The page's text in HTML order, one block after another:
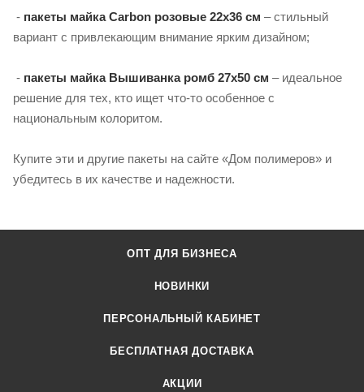
- пакеты майка Carbon розовые 22х36 см – стильный
вариант с привлекающим внимание ярким дизайном;
- пакеты майка Вышиванка ромб 27х50 см – идеальное
решение для тех, кто ищет что-то особенное с
национальным колоритом.
Купите эти и другие пакеты на сайте «Дом полимеров» и
убедитесь в их качестве и надежности.
ОПТ ДЛЯ БИЗНЕСА
НОВИНКИ
ПЕРСОНАЛЬНЫЙ КАБИНЕТ
БЕСПЛАТНАЯ ДОСТАВКА
АКЦИИ